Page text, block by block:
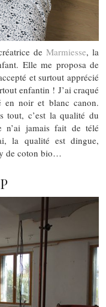
deMarmiesse, la
Elle me proposa de
et surtout apprécié
enfantin ! J’ai craqué
en noir et blanc canon.
tout, c’est la qualité du
n’ai jamais fait de télé
la qualité est dingue,
de coton bio…